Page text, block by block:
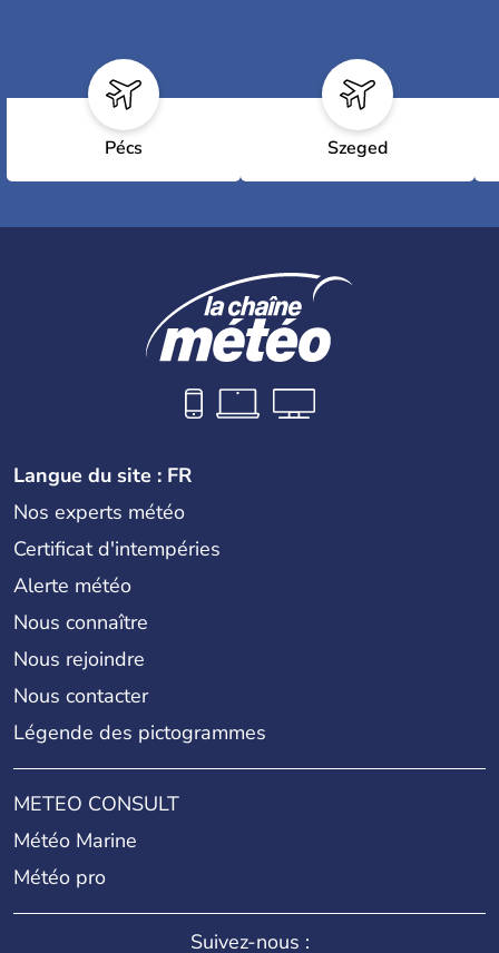
Pécs Szeged
Langue du site : FR
Nos experts météo
Certificat d'intempéries
Alerte météo
Nous connaître
Nous rejoindre
Nous contacter
Légende des pictogrammes
METEO CONSULT
Météo Marine
Météo pro
Suivez-nous :